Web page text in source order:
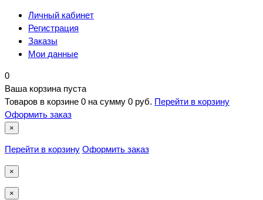
Личный кабинет
Регистрация
Заказы
Мои данные
0
Ваша корзина пуста
Товаров в корзине 0 на сумму 0 руб. Перейти в корзину
Оформить заказ
×
Перейти в корзину Оформить заказ
×
×